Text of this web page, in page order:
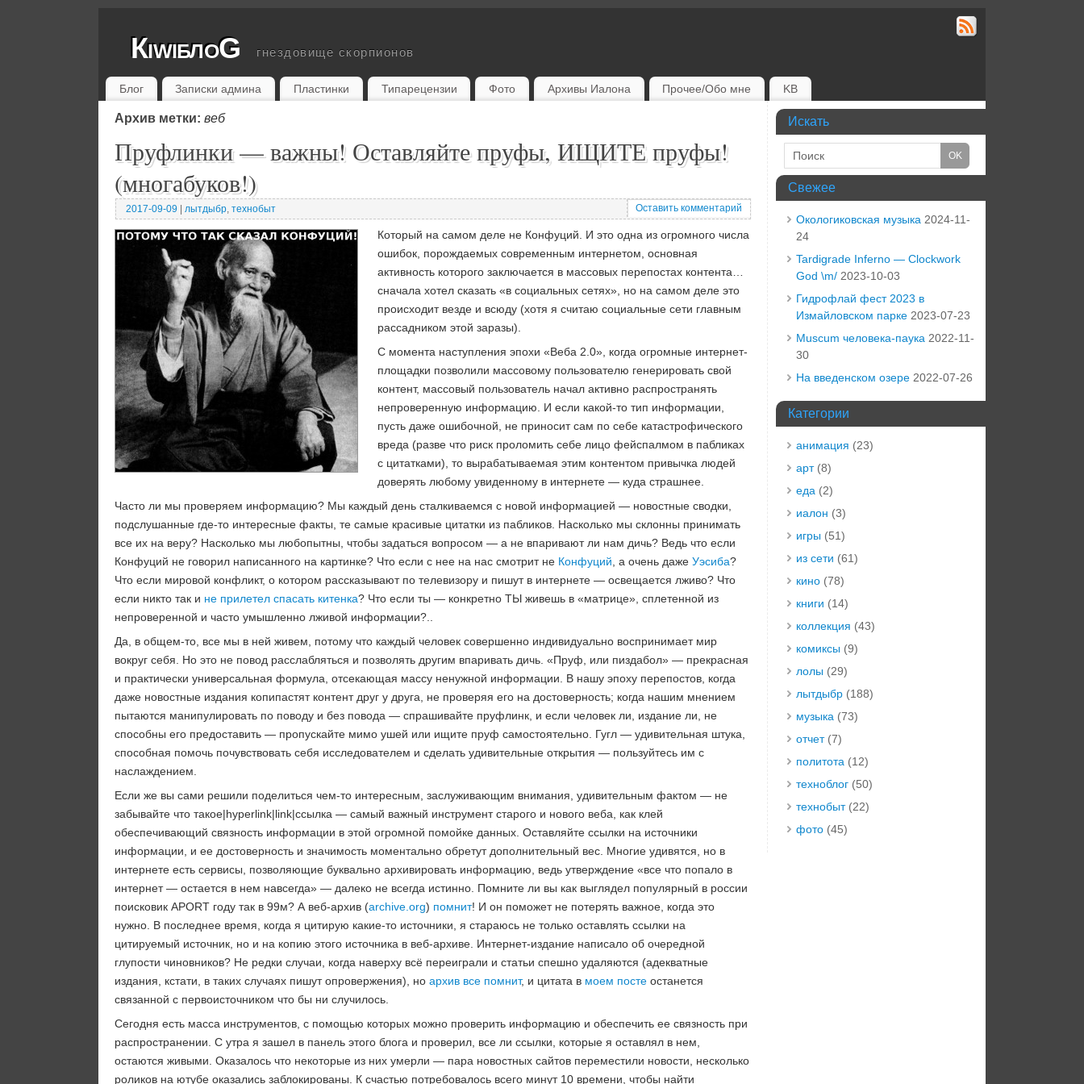
КiwiблоG гнездовище скорпионов
Блог Записки админа Пластинки Типарецензии Фото Архивы Иалона Прочее/Обо мне KB
Архив метки: веб
Пруфлинки — важны! Оставляйте пруфы, ИЩИТЕ пруфы!
(многабуков!)
2017-09-09 | лытдыбр технобыт Оставить комментарий
Который на самом деле не Конфуций. И это одна из огромного числа
ошибок, порождаемых современным интернетом, основная
активность которого заключается в массовых перепостах контента…
сначала хотел сказать «в социальных сетях», но на самом деле это
происходит везде и всюду (хотя я считаю социальные сети главным
рассадником этой заразы).
С момента наступления эпохи «Веба 2.0», когда огромные интернет-
площадки позволили массовому пользователю генерировать свой
контент, массовый пользователь начал активно распространять
непроверенную информацию. И если какой-то тип информации,
пусть даже ошибочной, не приносит сам по себе катастрофического
вреда (разве что риск проломить себе лицо фейспалмом в пабликах
с цитатками), то вырабатываемая этим контентом привычка людей
доверять любому увиденному в интернете — куда страшнее.
Часто ли мы проверяем информацию? Мы каждый день сталкиваемся с новой информацией — новостные сводки,
подслушанные где-то интересные факты, те самые красивые цитатки из пабликов. Насколько мы склонны принимать
все их на веру? Насколько мы любопытны, чтобы задаться вопросом — а не впаривают ли нам дичь? Ведь что если
Конфуций не говорил написанного на картинке? Что если с нее на нас смотрит не Конфуций , а очень даже Уэсиба?
Что если мировой конфликт, о котором рассказывают по телевизору и пишут в интернете — освещается лживо? Что
если никто так и не прилетел спасать китенка? Что если ты — конкретно ТЫ живешь в «матрице», сплетенной из
непроверенной и часто умышленно лживой информации?..
Да, в общем-то, все мы в ней живем, потому что каждый человек совершенно индивидуально воспринимает мир
вокруг себя. Но это не повод расслабляться и позволять другим впаривать дичь. «Пруф, или пиздабол» — прекрасная
и практически универсальная формула, отсекающая массу ненужной информации. В нашу эпоху перепостов, когда
даже новостные издания копипастят контент друг у друга, не проверяя его на достоверность; когда нашим мнением
пытаются манипулировать по поводу и без повода — спрашивайте пруфлинк, и если человек ли, издание ли, не
способны его предоставить — пропускайте мимо ушей или ищите пруф самостоятельно. Гугл — удивительная штука,
способная помочь почувствовать себя исследователем и сделать удивительные открытия — пользуйтесь им с
наслаждением.
Если же вы сами решили поделиться чем-то интересным, заслуживающим внимания, удивительным фактом — не
забывайте что такое|hyperlink|link|ссылка — самый важный инструмент старого и нового веба, как клей
обеспечивающий связность информации в этой огромной помойке данных. Оставляйте ссылки на источники
информации, и ее достоверность и значимость моментально обретут дополнительный вес. Многие удивятся, но в
интернете есть сервисы, позволяющие буквально архивировать информацию, ведь утверждение «все что попало в
интернет — остается в нем навсегда» — далеко не всегда истинно. Помните ли вы как выглядел популярный в россии
поисковик APORT году так в 99м? А веб-архив (archive.org) помнит! И он поможет не потерять важное, когда это
нужно. В последнее время, когда я цитирую какие-то источники, я стараюсь не только оставлять ссылки на
цитируемый источник, но и на копию этого источника в веб-архиве. Интернет-издание написало об очередной
глупости чиновников? Не редки случаи, когда наверху всё переиграли и статьи спешно удаляются (адекватные
издания, кстати, в таких случаях пишут опровержения), но архив все помнит, и цитата в моем посте останется
связанной с первоисточником что бы ни случилось.
Сегодня есть масса инструментов, с помощью которых можно проверить информацию и обеспечить ее связность при
распространении. С утра я зашел в панель этого блога и проверил, все ли ссылки, которые я оставлял в нем,
остаются живыми. Оказалось что некоторые из них умерли — пара новостных сайтов переместили новости, несколько
роликов на ютубе оказались заблокированы. К счастью потребовалось всего минут 10 времени, чтобы найти
Искать
Свежее
Окологиковская музыка 2024-11-
24
Tardigrade Inferno — Clockwork
God \m/ 2023-10-03
Гидрофлай фест 2023 в
Измайловском парке 2023-07-23
Muscum человека-паука 2022-11-
30
На введенском озере 2022-07-26
Категории
анимация (23)
арт(8)
еда (2)
иалон (3)
игры (51)
из сети (61)
кино (78)
книги (14)
коллекция (43)
комиксы (9)
лолы (29)
лытдыбр (188)
музыка (73)
отчет(7)
политота (12)
техноблог (50)
технобыт(22)
фото (45)